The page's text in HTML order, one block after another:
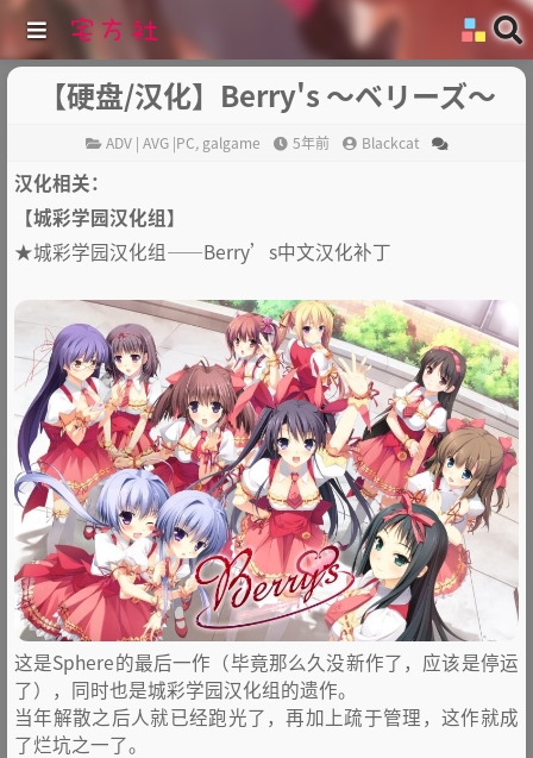
【硬盘/汉化】Berry's ～ベリーズ～
ADV | AVG |PC, galgame 5年前 Blackcat
汉化相关：
【城彩学园汉化组】
★城彩学园汉化组——Berry’s中文汉化补丁
这是Sphere的最后一作（毕竟那么久没新作了，应该是停运
了），同时也是城彩学园汉化组的遗作。
当年解散之后人就已经跑光了，再加上疏于管理，这作就成
了烂坑之一了。